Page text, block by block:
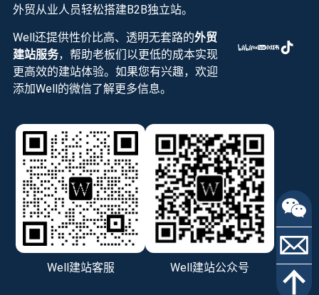
Well建站客服 Well建站公众号
外贸从业人员轻松搭建B2B独立站。
Well还提供性价比高、透明无套路的外贸
建站服务，帮助老板们以更低的成本实现
更高效的建站体验。如果您有兴趣，欢迎
添加Well的微信了解更多信息。